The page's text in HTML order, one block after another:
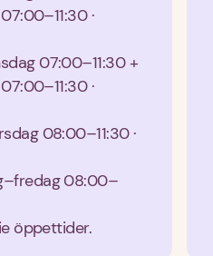
·
07:00–11:30 +
·
08:00–11:30 ·
08:00–
öppettider.